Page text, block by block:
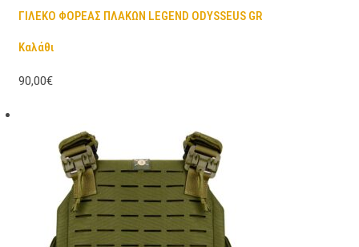
ΓΙΛΕΚΟ ΦΟΡΕΑΣ ΠΛΑΚΩΝ LEGEND ODYSSEUS GR
Καλάθι
90,00€